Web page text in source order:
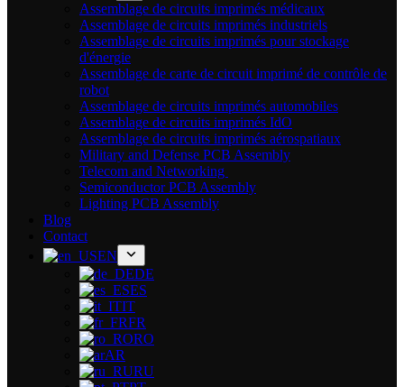
Assemblage de circuits imprimés médicaux
Assemblage de circuits imprimés industriels
Assemblage de circuits imprimés pour stockage
d'énergie
Assemblage de carte de circuit imprimé de contrôle de
robot
Assemblage de circuits imprimés automobiles
Assemblage de circuits imprimés IdO
Assemblage de circuits imprimés aérospatiaux
Military and Defense PCB Assembly
Telecom and Networking
Semiconductor PCB Assembly
Lighting PCB Assembly
Blog
Contact
EN
DE
ES
IT
FR
RO
AR
RU